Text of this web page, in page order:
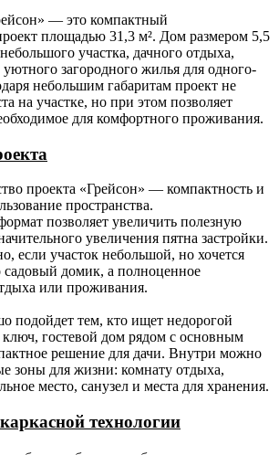
50х100 мм не строганный камерной
с шагом 590 мм.
50х100 мм не строганный камерной
50х100 мм не строганный камерной
зазором 30 мм через
обрешётку.
50х150 мм (для каркаса с толщиной
стены 150 мм);
50х200 мм (для каркаса с толщиной
Ондутис АМ (или аналог), контр
из бруска 50х50 мм.
обрешётка под кровлю из
— это компактный
площадью 31,3 м². Дом размером 5,5
участка, дачного отдыха,
загородного жилья для одного-
небольшим габаритам проект не
на участке, но при этом позволяет
для комфортного проживания.
проекта «Грейсон» — компактность и
пространства.
позволяет увеличить полезную
увеличения пятна застройки.
если участок небольшой, но хочется
садовый домик, а полноценное
или проживания.
подойдет тем, кто ищет недорогой
гостевой дом рядом с основным
решение для дачи. Внутри можно
зоны для жизни: комнату отдыха,
место, санузел и места для хранения.
технологии